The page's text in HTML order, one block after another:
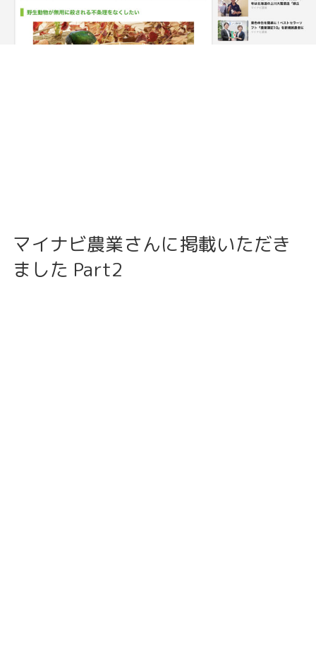
マイナビ農業さんに掲載いただき
ました Part2